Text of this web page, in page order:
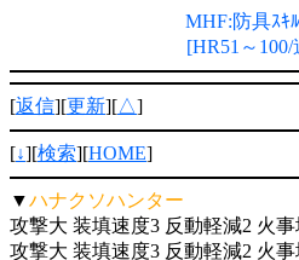
MHF:防具ｽｷ
[HR51～
[返信][更新][△]
[↓][検索][HOME]
▼ハナクソハンター
攻撃大 装填速度3 反動軽減2 火事
攻撃大 装填速度3 反動軽減2 火